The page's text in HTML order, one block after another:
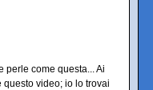
perle come questa... Ai
video; io lo trovai